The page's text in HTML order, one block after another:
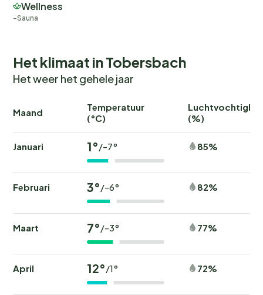
Wellness
Sauna
Het klimaat in Tobersbach
Het weer het gehele jaar
Maand
Temperatuur
(°C)
(%)
Januari 1°/-7° 85%
Februari 3°/-6° 82%
Maart 7°/-3° 77%
April 12°/1° 72%